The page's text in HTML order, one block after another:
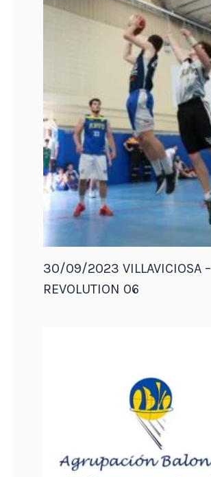
30/09/2023 VILLAVICIOSA –
REVOLUTION 06